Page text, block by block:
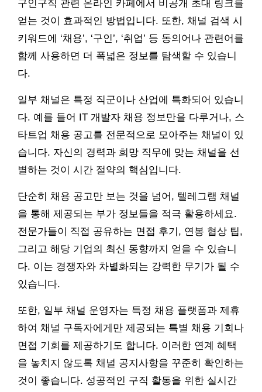
구인구직 관련 온라인 카페에서 비공개 초대 링크를
얻는 것이 효과적인 방법입니다. 또한, 채널 검색 시
키워드에 ‘채용’, ‘구인’, ‘취업’ 등 동의어나 관련어를
함께 사용하면 더 폭넓은 정보를 탐색할 수 있습니
다.
일부 채널은 특정 직군이나 산업에 특화되어 있습니
다. 예를 들어 IT 개발자 채용 정보만을 다루거나, 스
타트업 채용 공고를 전문적으로 모아주는 채널이 있
습니다. 자신의 경력과 희망 직무에 맞는 채널을 선
별하는 것이 시간 절약의 핵심입니다.
단순히 채용 공고만 보는 것을 넘어, 텔레그램 채널
을 통해 제공되는 부가 정보들을 적극 활용하세요.
전문가들이 직접 공유하는 면접 후기, 연봉 협상 팁,
그리고 해당 기업의 최신 동향까지 얻을 수 있습니
다. 이는 경쟁자와 차별화되는 강력한 무기가 될 수
있습니다.
또한, 일부 채널 운영자는 특정 채용 플랫폼과 제휴
하여 채널 구독자에게만 제공되는 특별 채용 기회나
면접 기회를 제공하기도 합니다. 이러한 연계 혜택
을 놓치지 않도록 채널 공지사항을 꾸준히 확인하는
것이 좋습니다. 성공적인 구직 활동을 위한 실시간